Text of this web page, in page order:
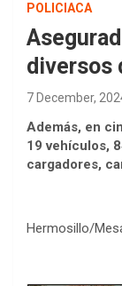
POLICIACA
diversos
7 December,
Además, en
19 vehículos,
cargadores,
Hermosillo/